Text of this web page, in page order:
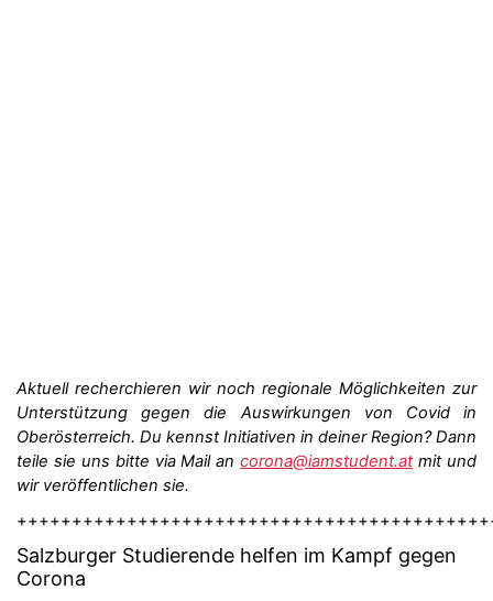
Aktuell recherchieren wir noch regionale Möglichkeiten zur
Unterstützung gegen die Auswirkungen von Covid in
Oberösterreich. Du kennst Initiativen in deiner Region? Dann
teile sie uns bitte via Mail ancorona@iamstudent.atmit und
wir veröffentlichen sie.
Salzburger Studierende helfen im Kampf gegen
Corona